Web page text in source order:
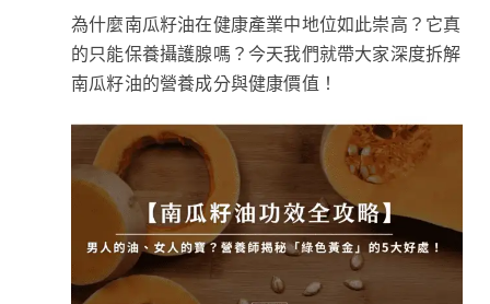
為什麼南瓜籽油在健康產業中地位如此崇高？它真
的只能保養攝護腺嗎？今天我們就帶大家深度拆解
南瓜籽油的營養成分與健康價值！